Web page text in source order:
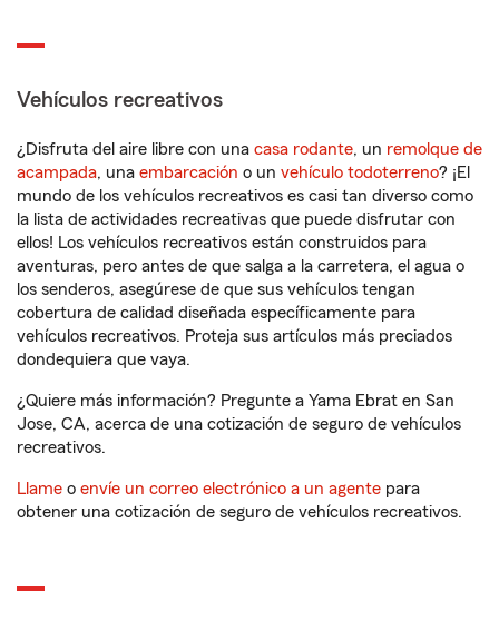
Vehículos recreativos
¿Disfruta del aire libre con una casa rodante, un remolque de
acampada, una embarcación o un vehículo todoterreno? ¡El
mundo de los vehículos recreativos es casi tan diverso como
la lista de actividades recreativas que puede disfrutar con
ellos! Los vehículos recreativos están construidos para
aventuras, pero antes de que salga a la carretera, el agua o
los senderos, asegúrese de que sus vehículos tengan
cobertura de calidad diseñada específicamente para
vehículos recreativos. Proteja sus artículos más preciados
dondequiera que vaya.
¿Quiere más información? Pregunte a Yama Ebrat en San
Jose, CA, acerca de una cotización de seguro de vehículos
recreativos.
Llame o envíe un correo electrónico a un agente para
obtener una cotización de seguro de vehículos recreativos.